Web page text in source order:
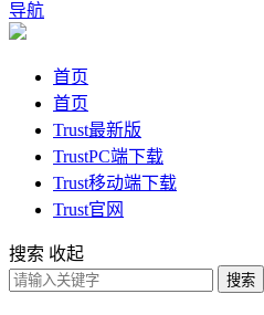
导航
首页
首页
Trust最新版
TrustPC端下载
Trust移动端下载
Trust官网
搜索 收起
搜索